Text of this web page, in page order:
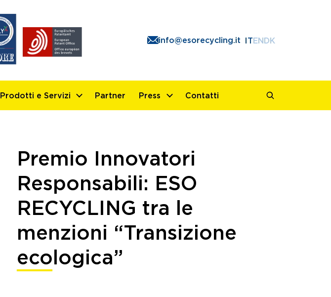
info@esorecycling.it ITENDK
Prodotti e Servizi Partner Press Contatti
Premio Innovatori
Responsabili: ESO
RECYCLING tra le
menzioni “Transizione
ecologica”